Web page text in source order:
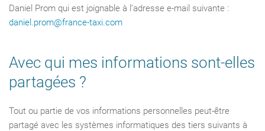
Daniel Prom qui est joignable à l’adresse e-mail suivante :
daniel.prom@france-taxi.com
Avec qui mes informations sont-elles
partagées ?
Tout ou partie de vos informations personnelles peut-être
partagé avec les systèmes informatiques des tiers suivants à